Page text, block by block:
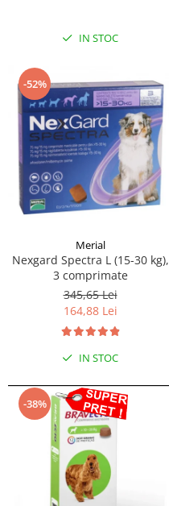
IN STOC
-52%
Merial
Nexgard Spectra L (15-30 kg),
3 comprimate
345,65 Lei
164,88 Lei
IN STOC
-38%